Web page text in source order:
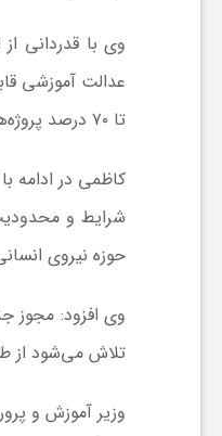
وی با قدردانی
تا ۷۰ درصد پروژه‌های آموزشی استان تکمیل شده یا در آستانه بهره‌برداری قرار دارد.
کاظمی در ادامه‌
شرایط و
حوزه نیروی
تلاش می‌شود از